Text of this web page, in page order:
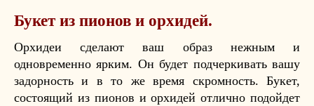
Букет из пионов и орхидей.
Орхидеи сделают ваш образ нежным и
одновременно ярким. Он будет подчеркивать вашу
задорность и в то же время скромность. Букет,
состоящий из пионов и орхидей отлично подойдет